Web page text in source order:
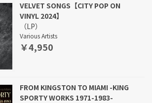
VELVET SONGS【CITY POP ON
VINYL 2024】
（LP）
Various Artists
￥4,950
FROM KINGSTON TO MIAMI -KING
SPORTY WORKS 1971-1983-